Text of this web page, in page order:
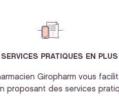
SERVICES PRATIQUES EN PLUS
Giropharm vous
proposant des services